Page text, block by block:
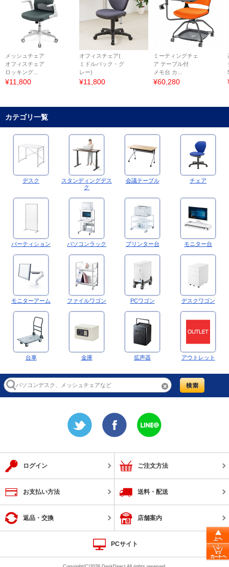
メッシュチェア
オフィスチェア
ロッキング...
¥11,800
オフィスチェア(
ミドルバック・グ
レー)
¥11,800
ミーティングチェ
ア テーブル付
メモ台 カ...
¥60,280
カテゴリ一覧
デスク
スタンディングデス
ク
会議テーブル チェア
パーティション パソコンラック プリンター台 モニター台
モニターアーム ファイルワゴン PCワゴン デスクワゴン
台車 金庫 拡声器 アウトレット
ログイン ご注文方法
お支払い方法 送料・配送
返品・交換 店舗案内
PCサイト